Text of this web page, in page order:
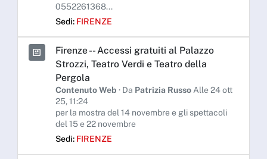
0552261368...
Sedi: FIRENZE
Firenze - - Accessi gratuiti al Palazzo
Strozzi, Teatro Verdi e Teatro della
Pergola
Contenuto Web · Da Patrizia Russo Alle 24 ott
25, 11:24
per la mostra del 14 novembre e gli spettacoli
del 15 e 22 novembre
Sedi: FIRENZE